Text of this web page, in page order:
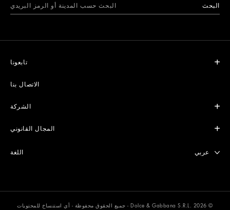
البحث
تابعونا
الاتصال بنا
الشركة
المجال القانوني
اللغة Select
عربي
© Dolce & Gabbana S.R.L. 2026 - جميع الحقوق محفوظة - أي استنساخ للمحتويات